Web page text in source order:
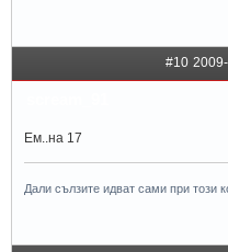
#10
Ем..на 17
Дали сълзите идват сами при този